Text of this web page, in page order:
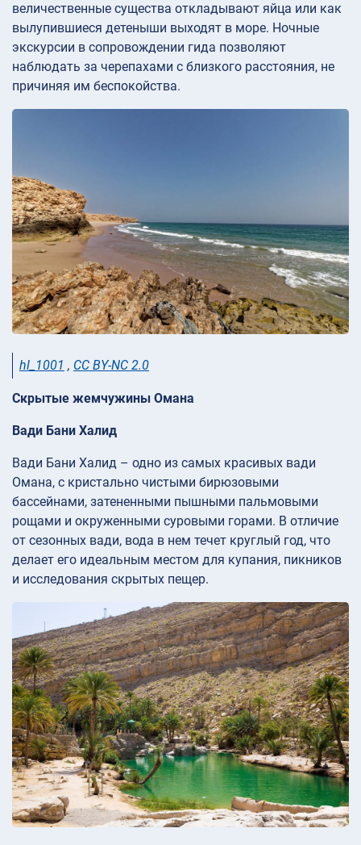
величественные существа откладывают яйца или как
вылупившиеся детеныши выходят в море. Ночные
экскурсии в сопровождении гида позволяют
наблюдать за черепахами с близкого расстояния, не
причиняя им беспокойства.
hl_1001 , CC BY-NC 2.0
Скрытые жемчужины Омана
Вади Бани Халид
Вади Бани Халид – одно из самых красивых вади
Омана, с кристально чистыми бирюзовыми
бассейнами, затененными пышными пальмовыми
рощами и окруженными суровыми горами. В отличие
от сезонных вади, вода в нем течет круглый год, что
делает его идеальным местом для купания, пикников
и исследования скрытых пещер.